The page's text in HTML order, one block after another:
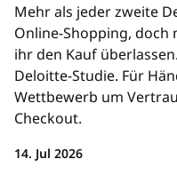
Mehr als jeder zweite
Online-Shopping, doch
ihr den Kauf
Deloitte-Studie. Für
Wettbewerb um
Checkout.
14. Jul 2026